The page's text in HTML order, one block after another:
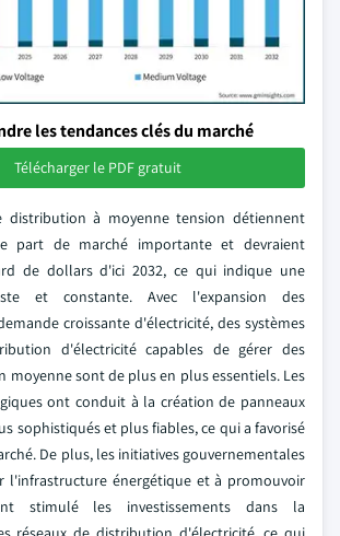
les tendances clés du marché
Télécharger le PDF gratuit
distribution à moyenne tension détiennent
part de marché importante et devraient
de dollars d'ici 2032, ce qui indique une
et constante. Avec l'expansion des
croissante d'électricité, des systèmes
d'électricité capables de gérer des
moyenne sont de plus en plus essentiels. Les
ont conduit à la création de panneaux
sophistiqués et plus fiables, ce qui a favorisé
De plus, les initiatives gouvernementales
l'infrastructure énergétique et à promouvoir
stimulé les investissements dans la